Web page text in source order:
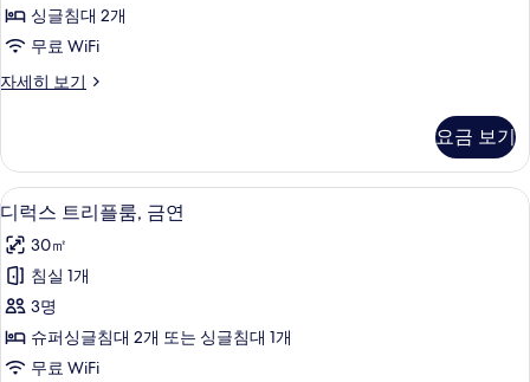
보
기
(Moderate)
사
진
두
보
기
싱글침대 2개
무료 WiFi
자세히 보기
트
연
(Moderate)
자
세
히
보
기
요금 보기
디
럭
스
트
리
플
디럭스 트리플룸, 금연 | 책상, 암막 커
7
디럭스 트리플룸, 금연
30㎡
침실 1개
3명
슈퍼싱글침대 2개 또는 싱글침대 1개
무료 WiFi